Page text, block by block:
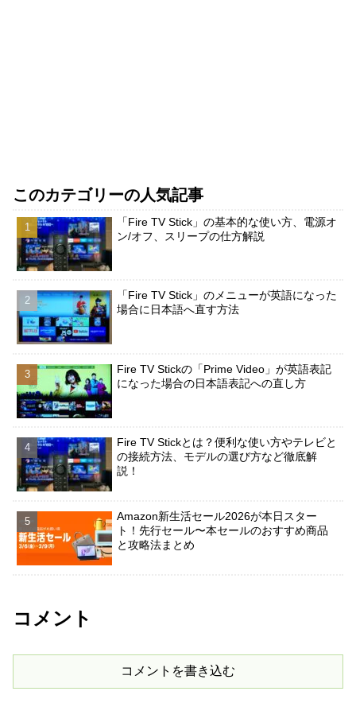
このカテゴリーの人気記事
「Fire TV Stick」の基本的な使い方、電源オ
ン/オフ、スリープの仕方解説
「Fire TV Stick」のメニューが英語になった
場合に日本語へ直す方法
Fire TV Stickの「Prime Video」が英語表記
になった場合の日本語表記への直し方
Fire TV Stickとは？便利な使い方やテレビと
の接続方法、モデルの選び方など徹底解
説！
Amazon新生活セール2026が本日スター
ト！先行セール〜本セールのおすすめ商品
と攻略法まとめ
コメント
コメントを書き込む